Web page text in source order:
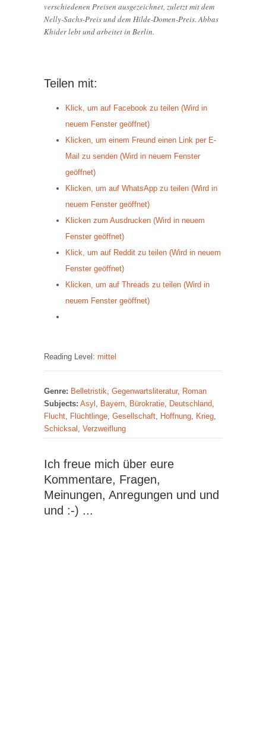
verschiedenen Preisen ausgezeichnet, zuletzt mit dem
Nelly-Sachs-Preis und dem Hilde-Domen-Preis. Abbas
Khider lebt und arbeitet in Berlin.
Teilen mit:
Klick, um auf Facebook zu teilen (Wird in
neuem Fenster geöffnet)
Klicken, um einem Freund einen Link per E-
Mail zu senden (Wird in neuem Fenster
geöffnet)
Klicken, um auf WhatsApp zu teilen (Wird in
neuem Fenster geöffnet)
Klicken zum Ausdrucken (Wird in neuem
Fenster geöffnet)
Klick, um auf Reddit zu teilen (Wird in neuem
Fenster geöffnet)
Klicken, um auf Threads zu teilen (Wird in
neuem Fenster geöffnet)
Reading Level: mittel
Genre: Belletristik Gegenwartsliteratur, Roman
Subjects: Asyl Bayern Bürokratie Deutschland
Flucht
Flüchtlinge Gesellschaft Hoffnung Krieg
Schicksal
Verzweiflung
Ich freue mich über eure
Kommentare, Fragen,
Meinungen, Anregungen und und
und :-) ...